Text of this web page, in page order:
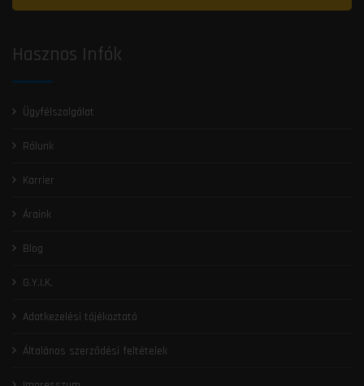
Hasznos Infók
Ügyfélszolgálat
Rólunk
Karrier
Áraink
Blog
G.Y.I.K.
Adatkezelési tájékoztató
Általános szerződési feltételek